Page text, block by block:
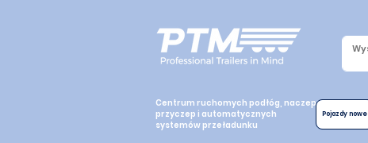
Centrum ruchomych podłóg, naczep,
przyczep i automatycznych
systemów przeładunku
Pojazdy nowe